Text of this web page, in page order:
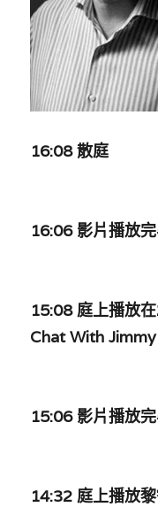
反華推手起底
美西霸凌內幕
美西極權主義
真相直擊
屈穎妍專欄
朱庭萱專欄
莫綺琪專欄
黃萬成專欄
高松傑專欄
馮煒光專欄
醫院口岸爆炸
屠龍小隊案
黎智英案審訊
支聯會案
生活
吃喝玩指南
休閒好介紹
親子
關於我們
人才招聘
投稿熱線
支持讚助
關於我們
搜索
繁體中文
English
16:08 散庭
16:06 影片播放
15:08 庭上播放
Chat With
15:06 影片播放
14:32 庭上播放